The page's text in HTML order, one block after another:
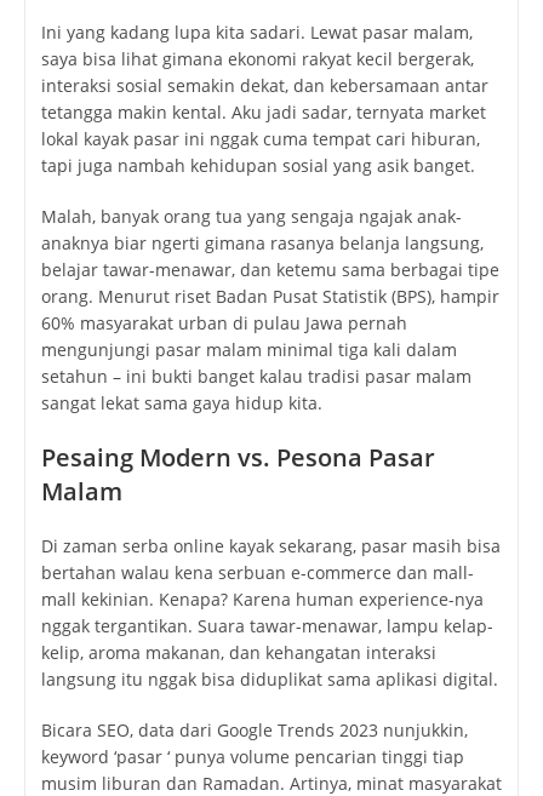
Ini yang kadang lupa kita sadari. Lewat pasar malam,
saya bisa lihat gimana ekonomi rakyat kecil bergerak,
interaksi sosial semakin dekat, dan kebersamaan antar
tetangga makin kental. Aku jadi sadar, ternyata market
lokal kayak pasar ini nggak cuma tempat cari hiburan,
tapi juga nambah kehidupan sosial yang asik banget.
Malah, banyak orang tua yang sengaja ngajak anak-
anaknya biar ngerti gimana rasanya belanja langsung,
belajar tawar-menawar, dan ketemu sama berbagai tipe
orang. Menurut riset Badan Pusat Statistik (BPS), hampir
60% masyarakat urban di pulau Jawa pernah
mengunjungi pasar malam minimal tiga kali dalam
setahun – ini bukti banget kalau tradisi pasar malam
sangat lekat sama gaya hidup kita.
Pesaing Modern vs. Pesona Pasar
Malam
Di zaman serba online kayak sekarang, pasar masih bisa
bertahan walau kena serbuan e-commerce dan mall-
mall kekinian. Kenapa? Karena human experience-nya
nggak tergantikan. Suara tawar-menawar, lampu kelap-
kelip, aroma makanan, dan kehangatan interaksi
langsung itu nggak bisa diduplikat sama aplikasi digital.
Bicara SEO, data dari Google Trends 2023 nunjukkin,
keyword ‘pasar ‘ punya volume pencarian tinggi tiap
musim liburan dan Ramadan. Artinya, minat masyarakat